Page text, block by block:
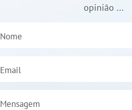
opinião ...
Nome
Email
Mensagem